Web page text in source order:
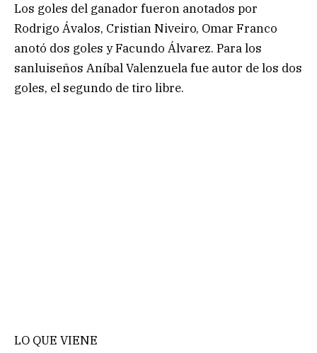
Los goles del ganador fueron anotados por
Rodrigo Ávalos, Cristian Niveiro, Omar Franco
anotó dos goles y Facundo Álvarez. Para los
sanluiseños Aníbal Valenzuela fue autor de los dos
goles, el segundo de tiro libre.
LO QUE VIENE